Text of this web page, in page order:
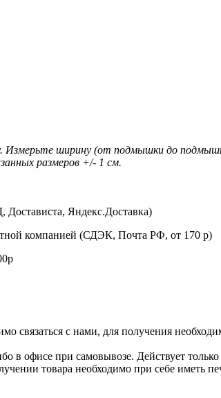
Измерьте ширину (от подмышки до
размеров +/- 1 см.
Яндекс.Доставка)
компанией (СДЭК, Почта РФ, от 170 р)
связаться с нами, для получения
в офисе при самовывозе. Действует
товара необходимо при себе иметь